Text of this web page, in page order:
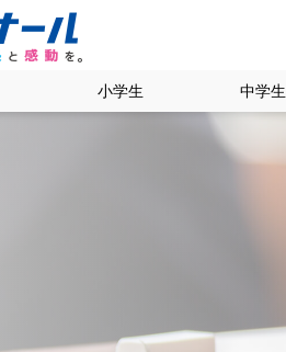
小学生 中学生